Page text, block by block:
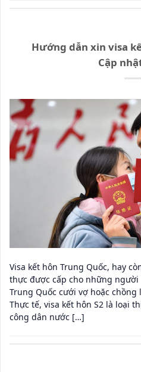
Hướng dẫn xin visa
Cập
Visa kết hôn Trung Quốc, hay
thực được cấp cho những
Trung Quốc cưới vợ hoặc chồng
Thực tế, visa kết hôn S2 là loại
công dân nước […]